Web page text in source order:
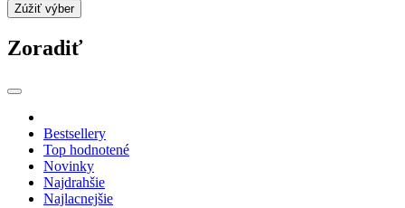
Zúžiť výber
Zoradiť
Bestsellery
Top hodnotené
Novinky
Najdrahšie
Najlacnejšie